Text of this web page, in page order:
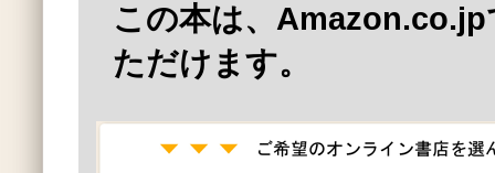
この本は、
ただけます。